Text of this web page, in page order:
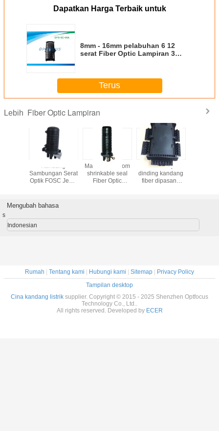
Dapatkan Harga Terbaik untuk
8mm - 16mm pelabuhan 6 12
serat Fiber Optic Lampiran 3
Terus
Lebih Fiber Optic Lampiran
Kandang
Sambungan Serat
Optik FOSC Jenis
Jaringan Tulang
Punggung / FTTH
Max 6 baki doom
shrinkable seal
Fiber Optic
IP68 4 nampan
dinding kandang
fiber dipasang
Mengubah bahasa
s
Indonesian
Rumah | Tentang kami | Hubungi kami | Sitemap | Privacy Policy
Tampilan desktop
Cina kandang listrik supplier. Copyright © 2015 - 2025 Shenzhen Optfocus
Technology Co., Ltd..
All rights reserved. Developed by ECER